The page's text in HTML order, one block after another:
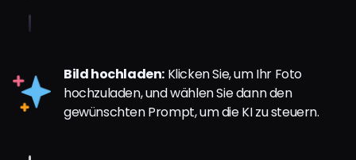
Bild hochladen: Klicken Sie, um Ihr Foto
hochzuladen, und wählen Sie dann den
gewünschten Prompt, um die KI zu steuern.